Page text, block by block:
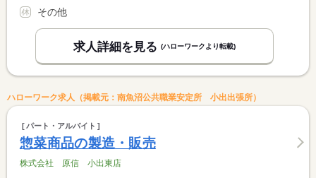
その他
求人詳細を見る (ハローワークより転載)
ハローワーク求人（掲載元：南魚沼公共職業安定所 小出出張所）
パート・アルバイト
惣菜商品の製造・販売
株式会社 原信 小出東店